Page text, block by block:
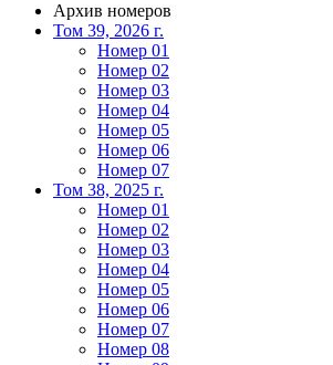
Архив номеров
Том 39, 2026 г.
Номер 01
Номер 02
Номер 03
Номер 04
Номер 05
Номер 06
Номер 07
Том 38, 2025 г.
Номер 01
Номер 02
Номер 03
Номер 04
Номер 05
Номер 06
Номер 07
Номер 08